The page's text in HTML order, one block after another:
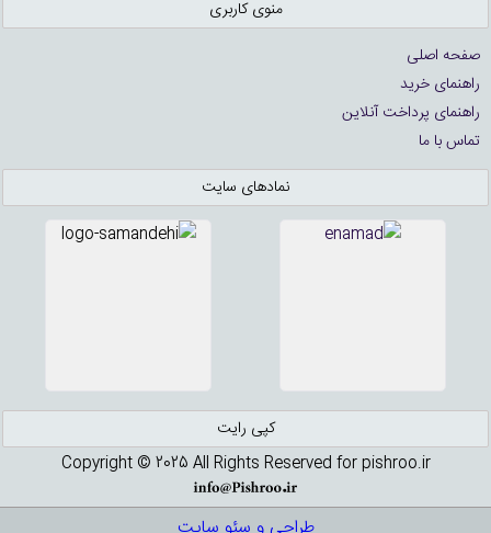
منوی کاربری
صفحه اصلی
راهنمای خرید
راهنمای پرداخت آنلاین
تماس با ما
نمادهای سایت
کپی رایت
Copyright © 2025 All Rights Reserved for pishroo.ir